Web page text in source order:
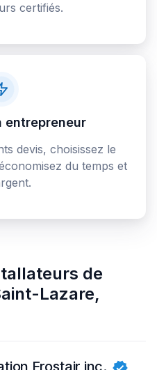
certifiés.
entrepreneur
devis, choisissez le
du temps et
de
Lazare,
Frostair inc.